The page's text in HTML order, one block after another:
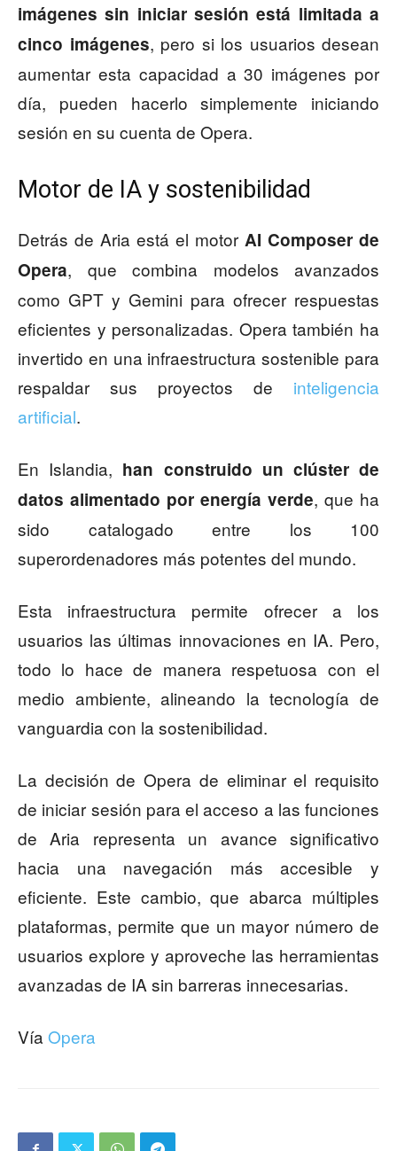
imágenes sin iniciar sesión está limitada a
cinco imágenes, pero si los usuarios desean
aumentar esta capacidad a 30 imágenes por
día, pueden hacerlo simplemente iniciando
sesión en su cuenta de Opera.
Motor de IA y sostenibilidad
Detrás de Aria está el motor AI Composer de
Opera, que combina modelos avanzados
como GPT y Gemini para ofrecer respuestas
eficientes y personalizadas. Opera también ha
invertido en una infraestructura sostenible para
respaldar sus proyectos de inteligencia
artificial.
En Islandia, han construido un clúster de
datos alimentado por energía verde, que ha
sido catalogado entre los 100
superordenadores más potentes del mundo.
Esta infraestructura permite ofrecer a los
usuarios las últimas innovaciones en IA. Pero,
todo lo hace de manera respetuosa con el
medio ambiente, alineando la tecnología de
vanguardia con la sostenibilidad.
La decisión de Opera de eliminar el requisito
de iniciar sesión para el acceso a las funciones
de Aria representa un avance significativo
hacia una navegación más accesible y
eficiente. Este cambio, que abarca múltiples
plataformas, permite que un mayor número de
usuarios explore y aproveche las herramientas
avanzadas de IA sin barreras innecesarias.
Vía Opera